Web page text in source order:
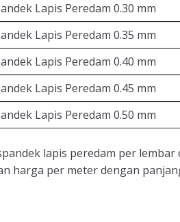
Lapis Peredam 0.30 mm
Lapis Peredam 0.35 mm
Lapis Peredam 0.40 mm
Lapis Peredam 0.45 mm
Lapis Peredam 0.50 mm
lapis peredam per
harga per meter dengan